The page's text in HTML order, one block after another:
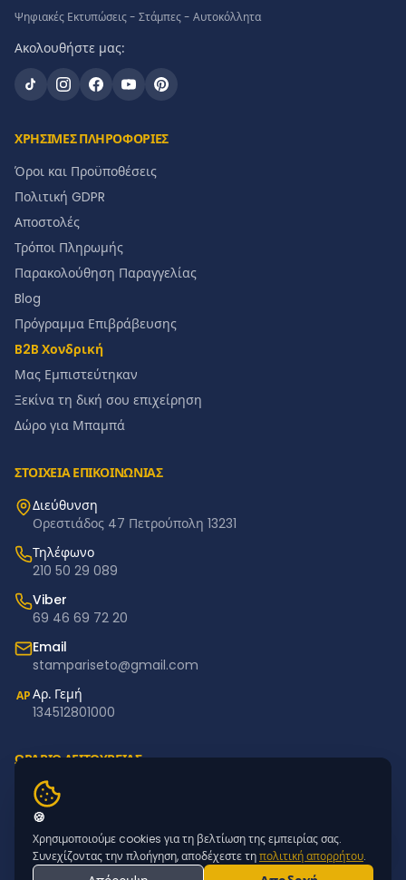
Ψηφιακές Εκτυπώσεις - Στάμπες - Αυτοκόλλητα
Ακολουθήστε μας:
ΧΡΗΣΙΜΕΣ ΠΛΗΡΟΦΟΡΙΕΣ
Όροι και Προϋποθέσεις
Πολιτική GDPR
Αποστολές
Τρόποι Πληρωμής
Παρακολούθηση Παραγγελίας
Blog
Πρόγραμμα Επιβράβευσης
B2B Χονδρική
Μας Εμπιστεύτηκαν
Ξεκίνα τη δική σου επιχείρηση
Δώρο για Μπαμπά
ΣΤΟΙΧΕΙΑ ΕΠΙΚΟΙΝΩΝΙΑΣ
Διεύθυνση
Ορεστιάδος 47 Πετρούπολη 13231
Τηλέφωνο
210 50 29 089
Viber
69 46 69 72 20
Email
stampariseto@gmail.com
ΑΡΑρ. Γεμή
134512801000
ΩΡΑΡΙΟ ΛΕΙΤΟΥΡΓΙΑΣ
Δευτέρα – Παρασκευή: 11:00–18:00
Σάββατο – Κυριακή: Κλειστά
NEWSLETTER
🍪
Χρησιμοποιούμε cookies για τη βελτίωση της εμπειρίας σας.
Συνεχίζοντας την πλοήγηση, αποδέχεστε τηπολιτική απορρήτου.